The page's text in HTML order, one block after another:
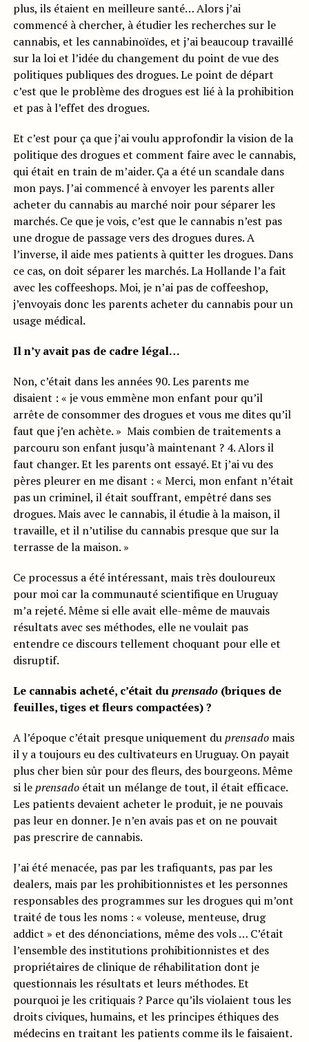
plus, ils étaient en meilleure santé… Alors j’ai
commencé à chercher, à étudier les recherches sur le
cannabis, et les cannabinoïdes, et j’ai beaucoup travaillé
sur la loi et l’idée du changement du point de vue des
politiques publiques des drogues. Le point de départ
c’est que le problème des drogues est lié à la prohibition
et pas à l’effet des drogues.
Et c’est pour ça que j’ai voulu approfondir la vision de la
politique des drogues et comment faire avec le cannabis,
qui était en train de m’aider. Ça a été un scandale dans
mon pays. J’ai commencé à envoyer les parents aller
acheter du cannabis au marché noir pour séparer les
marchés. Ce que je vois, c’est que le cannabis n’est pas
une drogue de passage vers des drogues dures. A
l’inverse, il aide mes patients à quitter les drogues. Dans
ce cas, on doit séparer les marchés. La Hollande l’a fait
avec les coffeeshops. Moi, je n’ai pas de coffeeshop,
j’envoyais donc les parents acheter du cannabis pour un
usage médical.
Il n’y avait pas de cadre légal…
Non, c’était dans les années 90. Les parents me
disaient : « je vous emmène mon enfant pour qu’il
arrête de consommer des drogues et vous me dites qu’il
faut que j’en achète. » Mais combien de traitements a
parcouru son enfant jusqu’à maintenant ? 4. Alors il
faut changer. Et les parents ont essayé. Et j’ai vu des
pères pleurer en me disant : « Merci, mon enfant n’était
pas un criminel, il était souffrant, empêtré dans ses
drogues. Mais avec le cannabis, il étudie à la maison, il
travaille, et il n’utilise du cannabis presque que sur la
terrasse de la maison. »
Ce processus a été intéressant, mais très douloureux
pour moi car la communauté scientifique en Uruguay
m’a rejeté. Même si elle avait elle-même de mauvais
résultats avec ses méthodes, elle ne voulait pas
entendre ce discours tellement choquant pour elle et
disruptif.
Le cannabis acheté, c’était duprensado(briques de
feuilles, tiges et fleurs compactées) ?
A l’époque c’était presque uniquement duprensadomais
il y a toujours eu des cultivateurs en Uruguay. On payait
plus cher bien sûr pour des fleurs, des bourgeons. Même
si leprensadoétait un mélange de tout, il était efficace.
Les patients devaient acheter le produit, je ne pouvais
pas leur en donner. Je n’en avais pas et on ne pouvait
pas prescrire de cannabis.
J’ai été menacée, pas par les trafiquants, pas par les
dealers, mais par les prohibitionnistes et les personnes
responsables des programmes sur les drogues qui m’ont
traité de tous les noms : « voleuse, menteuse, drug
addict » et des dénonciations, même des vols … C’était
l’ensemble des institutions prohibitionnistes et des
propriétaires de clinique de réhabilitation dont je
questionnais les résultats et leurs méthodes. Et
pourquoi je les critiquais ? Parce qu’ils violaient tous les
droits civiques, humains, et les principes éthiques des
médecins en traitant les patients comme ils le faisaient.